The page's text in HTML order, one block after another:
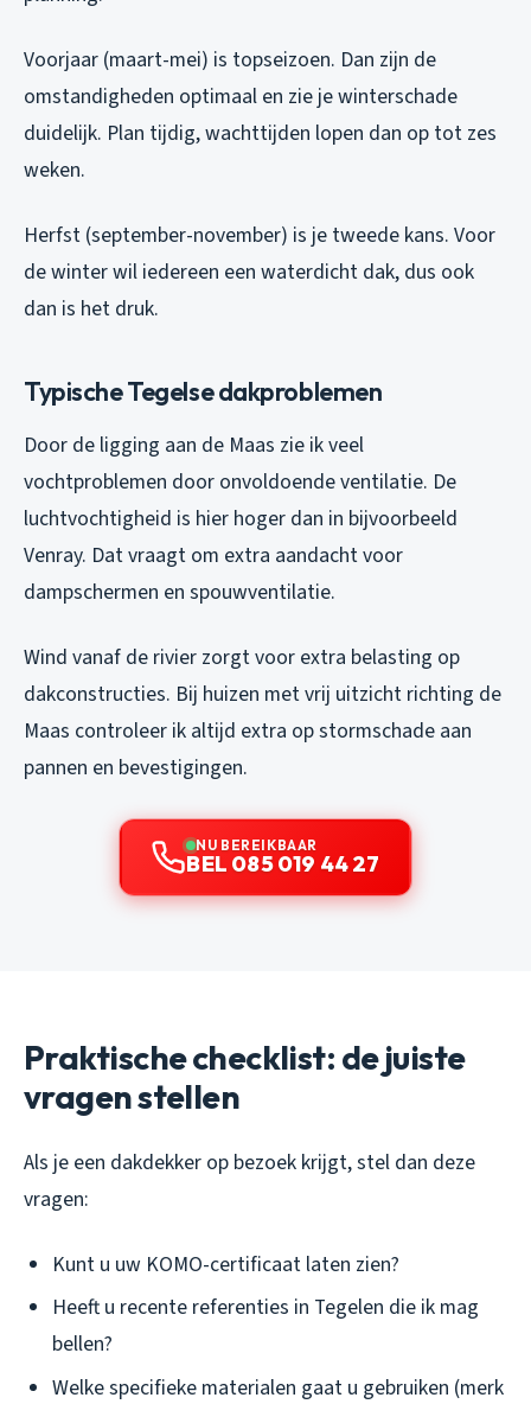
Voorjaar (maart-mei) is topseizoen. Dan zijn de
omstandigheden optimaal en zie je winterschade
duidelijk. Plan tijdig, wachttijden lopen dan op tot zes
weken.
Herfst (september-november) is je tweede kans. Voor
de winter wil iedereen een waterdicht dak, dus ook
dan is het druk.
Typische Tegelse dakproblemen
Door de ligging aan de Maas zie ik veel
vochtproblemen door onvoldoende ventilatie. De
luchtvochtigheid is hier hoger dan in bijvoorbeeld
Venray. Dat vraagt om extra aandacht voor
dampschermen en spouwventilatie.
Wind vanaf de rivier zorgt voor extra belasting op
dakconstructies. Bij huizen met vrij uitzicht richting de
Maas controleer ik altijd extra op stormschade aan
pannen en bevestigingen.
NU BEREIKBAAR
BEL 085 019 44 27
Praktische checklist: de juiste
vragen stellen
Als je een dakdekker op bezoek krijgt, stel dan deze
vragen:
Kunt u uw KOMO-certificaat laten zien?
Heeft u recente referenties in Tegelen die ik mag
bellen?
Welke specifieke materialen gaat u gebruiken (merk